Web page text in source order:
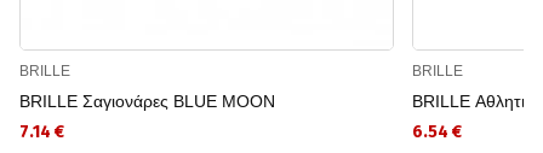
BRILLE
BRILLE Σαγιονάρες BLUE MOON
7.14 €
BRILLE
BRILLE
6.54 €